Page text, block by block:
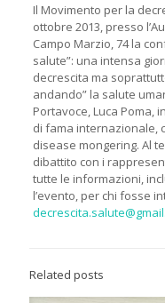
Il Movimento per la
ottobre 2013, presso
Campo Marzio, 74 la
salute”: una intensa
decrescita ma
andando” la salute
Portavoce, Luca Poma,
di fama internazionale,
disease mongering. Al
dibattito con i
tutte le informazioni,
l’evento, per chi fosse
Related posts